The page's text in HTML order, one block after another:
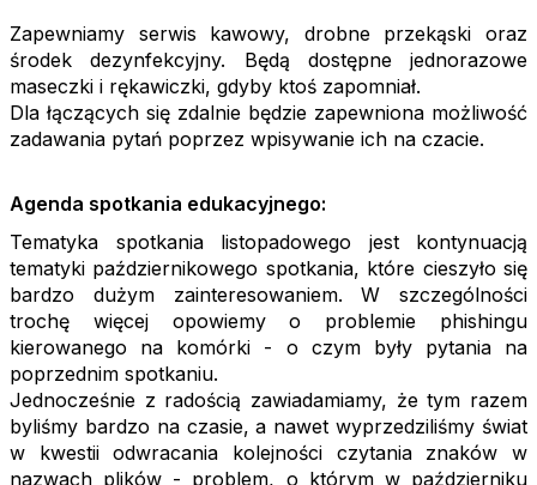
Zapewniamy serwis kawowy, drobne przekąski oraz
środek dezynfekcyjny. Będą dostępne jednorazowe
maseczki i rękawiczki, gdyby ktoś zapomniał.
Dla łączących się zdalnie będzie zapewniona możliwość
zadawania pytań poprzez wpisywanie ich na czacie.
Agenda spotkania edukacyjnego:
Tematyka spotkania listopadowego jest kontynuacją
tematyki październikowego spotkania, które cieszyło się
bardzo dużym zainteresowaniem. W szczególności
trochę więcej opowiemy o problemie phishingu
kierowanego na komórki - o czym były pytania na
poprzednim spotkaniu.
Jednocześnie z radością zawiadamiamy, że tym razem
byliśmy bardzo na czasie, a nawet wyprzedziliśmy świat
w kwestii odwracania kolejności czytania znaków w
nazwach plików - problem, o którym w październiku